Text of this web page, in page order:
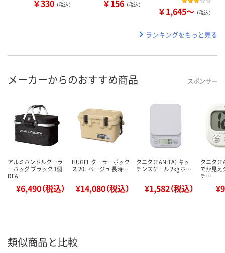
￥330 （税込） ￥156 （税込）
￥1,645～ （税込）
ランキングをもっと見る
メーカーからのおすすめ商品 スポンサー
アルミハンドルクーラ
ーバッグ ブラック 1個
DEA…
¥6,490（税込）
HUGEL クーラーボック
ス 20L ベージュ 長時…
¥14,080（税込）
タニタ（TANITA） キッ
チンスケール 2kg ホ…
¥1,582（税込）
タニタ（
でか見え
チ…
類似商品と比較